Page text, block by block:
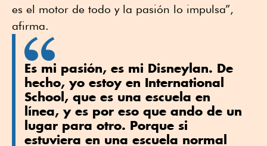
es el motor de todo y la pasión lo impulsa”,
afirma.
Es mi pasión, es mi Disneylan. De
hecho, yo estoy en International
School, que es una escuela en
línea, y es por eso que ando de un
lugar para otro. Porque si
estuviera en una escuela normal